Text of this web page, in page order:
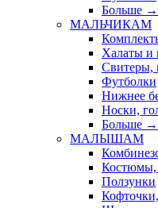
Больше →
МАЛЬЧИКАМ
Халаты
Свитеры,
Футболки
Нижнее
Носки,
Больше →
МАЛЫШАМ
Костюмы,
Ползунки